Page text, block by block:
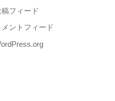
稿フィード
メントフィード